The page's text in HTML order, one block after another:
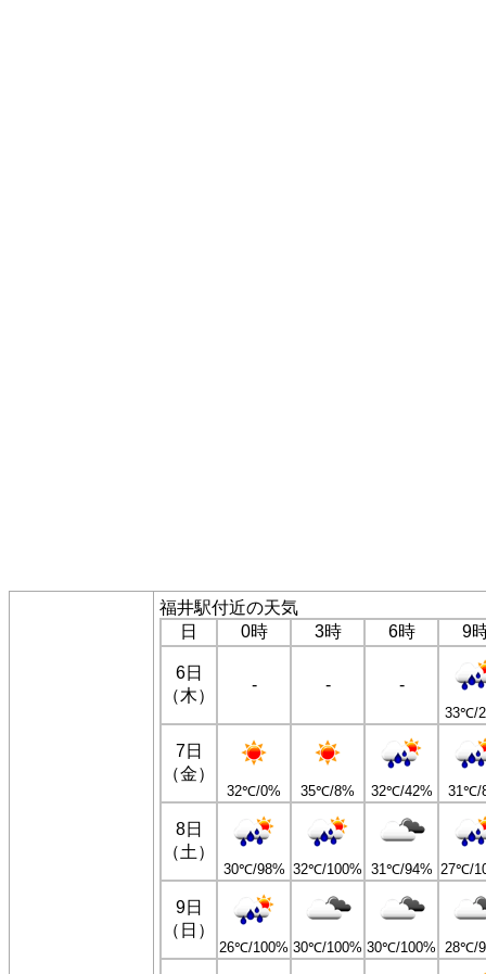
福井駅付近の天気
日
0時 3時 6時 9
6日
（木）
- - -
33℃/
7日
（金）
32℃/0% 35℃/8% 32℃/42% 31℃/
8日
（土）
30℃/98% 32℃/100% 31℃/94% 27℃/
9日
（日）
26℃/100% 30℃/100% 30℃/100% 28℃/